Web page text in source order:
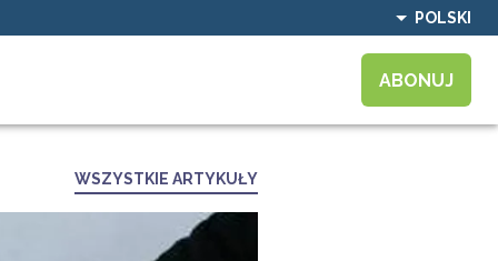
POLSKI
ABONUJ
WSZYSTKIE ARTYKUŁY